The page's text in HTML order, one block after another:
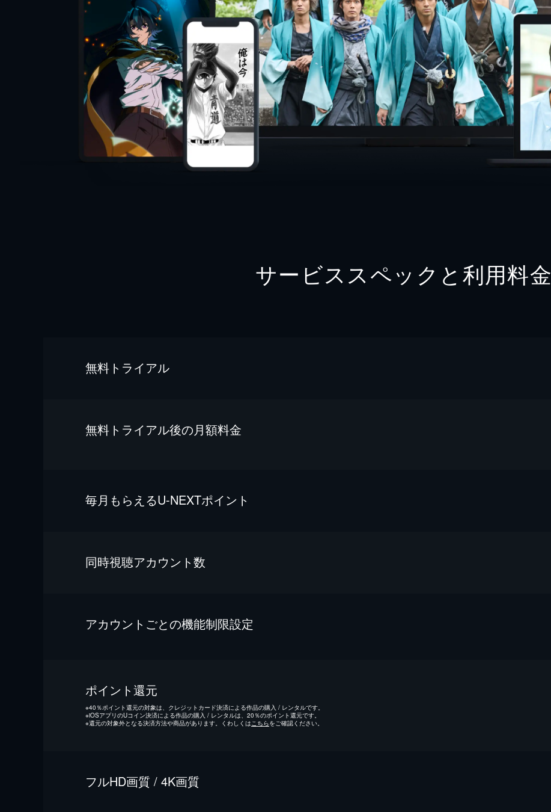
サービススペックと利用料金
無料トライアル
無料トライアル後の⽉額料金
毎⽉もらえるU-NEXTポイント
同時視聴アカウント数
アカウントごとの機能制限設定
ポイント還元
※40％ポイント還元の対象は、クレジットカード決済による作品の購入 / レンタルです。
※iOSアプリのUコイン決済による作品の購入 / レンタルは、20％のポイント還元です。
※還元の対象外となる決済方法や商品があります。くわしくは こちらをご確認ください。
フルHD画質 / 4K画質